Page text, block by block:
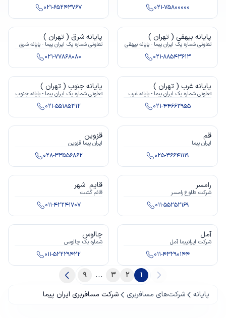
021-75800000
021-65243767
پایانه بیهقی ( تهران )
تعاونی شماره یک ایران پیما - پایانه بيهقي
021-88543613
پایانه شرق ( تهران )
تعاونى شماره يک ایران پیما - پایانه شرق
021-77868080
پایانه غرب ( تهران )
تعاونى شماره يک ایران پیما - پایانه غرب
021-44663955
پایانه جنوب ( تهران )
تعاونى شماره يک ایران پیما - پایانه جنوب
021-55185312
قم
ایران پیما
025-36641119
قزوین
ایران پیما قزوین
028-33556862
رامسر
شرکت طلوع رامسر
011-55252169
قایم شهر
قائم گشت
011-42241707
آمل
شرکت ايرانپيما آمل
011-43290144
چالوس
شماره یک چالوس
011-52229422
1
2
3
...
9
پایانه
شرکت‌های مسافربری شرکت مسافربری ایران پیما